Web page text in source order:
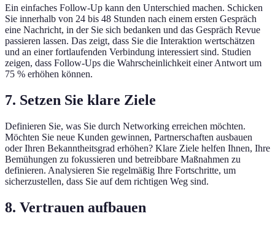
Ein einfaches Follow-Up kann den Unterschied machen. Schicken
Sie innerhalb von 24 bis 48 Stunden nach einem ersten Gespräch
eine Nachricht, in der Sie sich bedanken und das Gespräch Revue
passieren lassen. Das zeigt, dass Sie die Interaktion wertschätzen
und an einer fortlaufenden Verbindung interessiert sind. Studien
zeigen, dass Follow-Ups die Wahrscheinlichkeit einer Antwort um
75 % erhöhen können.
7. Setzen Sie klare Ziele
Definieren Sie, was Sie durch Networking erreichen möchten.
Möchten Sie neue Kunden gewinnen, Partnerschaften ausbauen
oder Ihren Bekanntheitsgrad erhöhen? Klare Ziele helfen Ihnen, Ihre
Bemühungen zu fokussieren und betreibbare Maßnahmen zu
definieren. Analysieren Sie regelmäßig Ihre Fortschritte, um
sicherzustellen, dass Sie auf dem richtigen Weg sind.
8. Vertrauen aufbauen